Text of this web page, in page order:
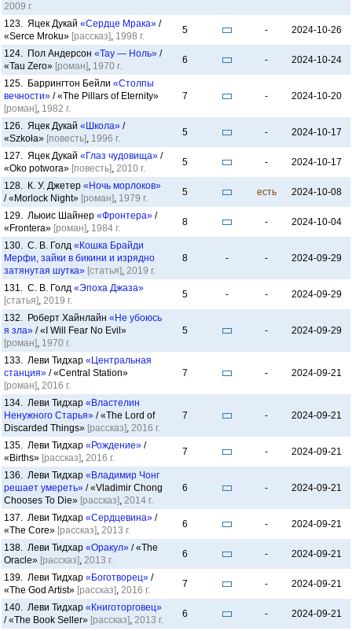
2009 г.
123. Яцек Дукай «Сердце Мрака» /
«Serce Mroku» [рассказ], 1998 г.
5 - 2024-10-26
124. Пол Андерсон «Тау — Ноль» /
«Tau Zero» [роман], 1970 г.
6 - 2024-10-24
125. Баррингтон Бейли «Столпы
вечности» / «The Pillars of Eternity»
[роман], 1982 г.
7 - 2024-10-20
126. Яцек Дукай «Школа» /
«Szkoła» [повесть], 1996 г.
5 - 2024-10-17
127. Яцек Дукай «Глаз чудовища» /
«Oko potwora» [повесть], 2010 г.
5 - 2024-10-17
128. К. У. Джетер «Ночь морлоков»
/ «Morlock Night» [роман], 1979 г.
5 есть 2024-10-08
129. Льюис Шайнер «Фронтера» /
«Frontera» [роман], 1984 г.
8 - 2024-10-04
130. С. В. Голд «Кошка Брайди
Мерфи, зайки в бикини и изрядно
затянутая шутка» [статья], 2019 г.
8 - - 2024-09-29
131. С. В. Голд «Эпоха Джаза»
[статья], 2019 г.
5 - - 2024-09-29
132. Роберт Хайнлайн «Не убоюсь
я зла» / «I Will Fear No Evil»
[роман], 1970 г.
5 - 2024-09-29
133. Леви Тидхар «Центральная
станция» / «Central Station»
[роман], 2016 г.
7 - 2024-09-21
134. Леви Тидхар «Властелин
Ненужного Старья» / «The Lord of
Discarded Things» [рассказ], 2016 г.
7 - 2024-09-21
135. Леви Тидхар «Рождение» /
«Births» [рассказ], 2016 г.
7 - 2024-09-21
136. Леви Тидхар «Владимир Чонг
решает умереть» / «Vladimir Chong
Chooses To Die» [рассказ], 2014 г.
6 - 2024-09-21
137. Леви Тидхар «Сердцевина» /
«The Core» [рассказ], 2013 г.
6 - 2024-09-21
138. Леви Тидхар «Оракул» / «The
Oracle» [рассказ], 2013 г.
6 - 2024-09-21
139. Леви Тидхар «Боготворец» /
«The God Artist» [рассказ], 2016 г.
7 - 2024-09-21
140. Леви Тидхар «Книготорговец»
/ «The Book Seller» [рассказ], 2013 г.
6 - 2024-09-21